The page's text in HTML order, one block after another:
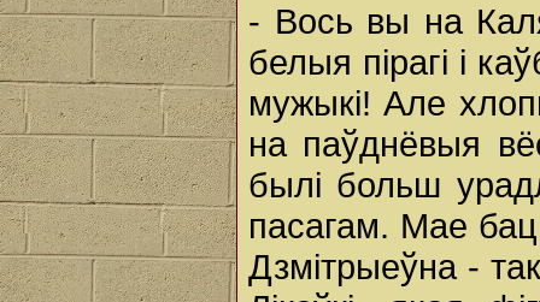
- Вось вы на
белыя пірагі і
мужыкі! Але
на паўднёвыя
былі больш
пасагам. Мае
Дзмітрыеўна -